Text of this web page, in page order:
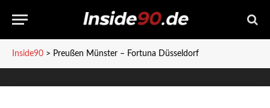
Inside90 > Preußen Münster – Fortuna Düsseldorf